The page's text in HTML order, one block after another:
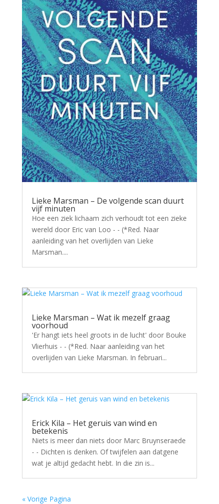
Lieke Marsman – De volgende scan duurt
vijf minuten
Hoe een ziek lichaam zich verhoudt tot een zieke
wereld door Eric van Loo - - (*Red. Naar
aanleiding van het overlijden van Lieke
Marsman....
Lieke Marsman – Wat ik mezelf graag
voorhoud
'Er hangt iets heel groots in de lucht' door Bouke
Vlierhuis - - (*Red. Naar aanleiding van het
overlijden van Lieke Marsman. In februari...
Erick Kila – Het geruis van wind en
betekenis
Niets is meer dan niets door Marc Bruynseraede
- - Dichten is denken. Of twijfelen aan datgene
wat je altijd gedacht hebt. In die zin is...
« Vorige Pagina